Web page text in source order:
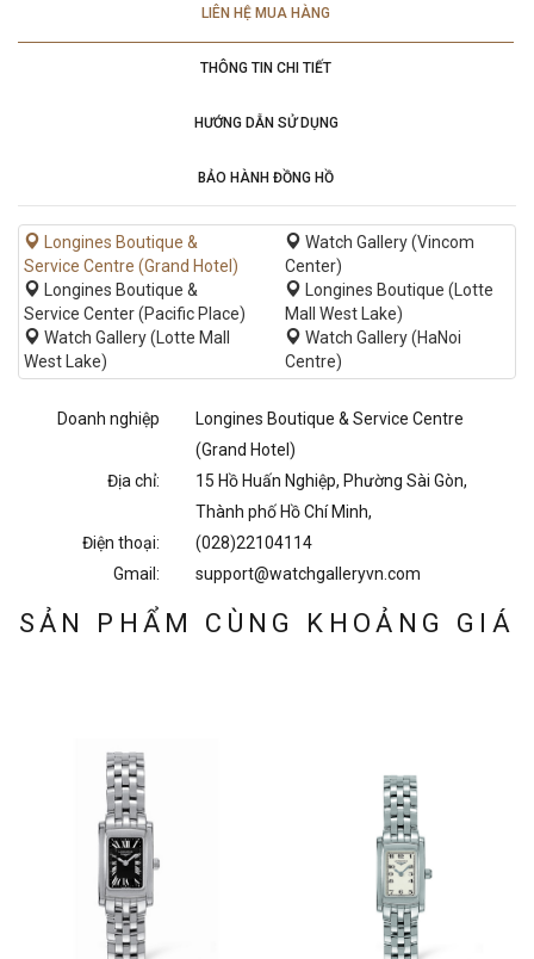
LIÊN HỆ MUA HÀNG
THÔNG TIN CHI TIẾT
HƯỚNG DẪN SỬ DỤNG
BẢO HÀNH ĐỒNG HỒ
Longines Boutique &
Service Centre (Grand Hotel)
Watch Gallery (Vincom
Center)
Longines Boutique &
Service Center (Pacific Place)
Longines Boutique (Lotte
Mall West Lake)
Watch Gallery (Lotte Mall
West Lake)
Watch Gallery (HaNoi
Centre)
Doanh nghiệp
Longines Boutique & Service Centre
(Grand Hotel)
Địa chỉ:
15 Hồ Huấn Nghiệp, Phường Sài Gòn,
Thành phố Hồ Chí Minh,
Điện thoại:
(028)22104114
Gmail:
support@watchgalleryvn.com
SẢN PHẨM CÙNG KHOẢNG GIÁ